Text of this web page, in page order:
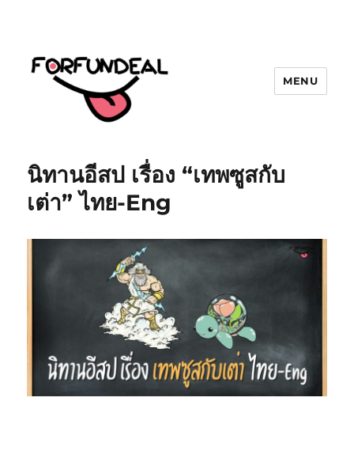
พังเพยสำนวนสุภาษิต, กลอน, มีมโดนๆ
2025 ฮาๆ
MENU
นิทานอีสป เรื่อง “เทพซูสกับ
เต่า” ไทย-Eng